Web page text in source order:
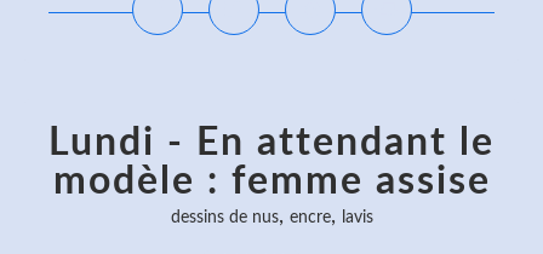
Lundi - En attendant le
modèle : femme assise
dessins de nus, encre, lavis